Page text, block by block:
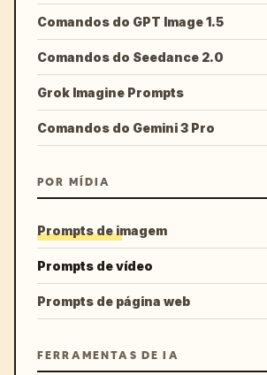
Comandos do GPT Image 1.5
Comandos do Seedance 2.0
Grok Imagine Prompts
Comandos do Gemini 3 Pro
POR MÍDIA
Prompts de imagem
Prompts de vídeo
Prompts de página web
FERRAMENTAS DE IA